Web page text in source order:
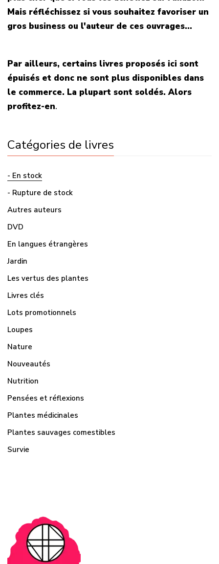
Mais réfléchissez si vous souhaitez favoriser un
gros business ou l'auteur de ces ouvrages...
Par ailleurs, certains livres proposés ici sont
épuisés et donc ne sont plus disponibles dans
le commerce. La plupart sont soldés. Alors
profitez-en.
Catégories de livres
- En stock
- Rupture de stock
Autres auteurs
DVD
En langues étrangères
Jardin
Les vertus des plantes
Livres clés
Lots promotionnels
Loupes
Nature
Nouveautés
Nutrition
Pensées et réflexions
Plantes médicinales
Plantes sauvages comestibles
Survie